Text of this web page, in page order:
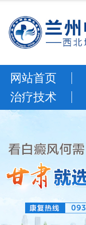
网站首页
治疗技术